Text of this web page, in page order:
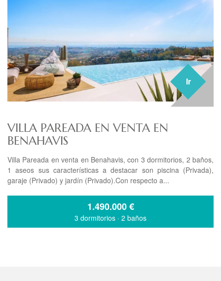
Ir
VILLA PAREADA EN VENTA EN
BENAHAVIS
Villa Pareada en venta en Benahavis, con 3 dormitorios, 2 baños,
1 aseos sus características a destacar son piscina (Privada),
garaje (Privado) y jardín (Privado).Con respecto a...
1.490.000€
3 dormitorios · 2 baños